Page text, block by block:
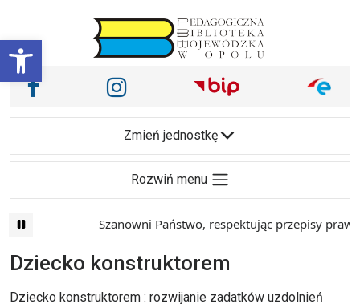
Otwórz pasek narzędzi
Main Navigation
Nasze media społecznościowe i inne
Facebook Instagram
Zmień jednostkę
Rozwiń menu
Szanowni Państwo, respektując przepisy prawa
Dziecko konstruktorem
Dziecko konstruktorem : rozwijanie zadatków uzdolnień